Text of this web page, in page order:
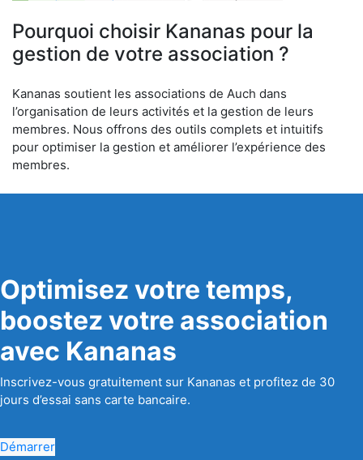
Pourquoi choisir Kananas pour la
gestion de votre association ?
Kananas soutient les associations de Auch dans
l’organisation de leurs activités et la gestion de leurs
membres. Nous offrons des outils complets et intuitifs
pour optimiser la gestion et améliorer l’expérience des
membres.
Optimisez votre temps,
boostez votre association
avec Kananas
Inscrivez-vous gratuitement sur Kananas et profitez de 30
jours d’essai sans carte bancaire.
Démarrer